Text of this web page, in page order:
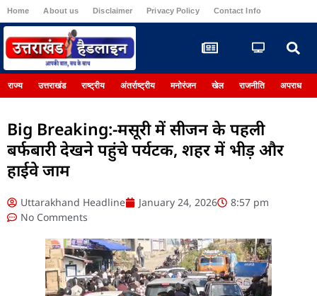
Home About us Disclaimer Privacy Policy Contact Info
राज्य उत्तराखंड राष्ट्रीय अंतर्राष्ट्रीय मनोरंजन खेल राजनीति अपराध
Big Breaking:-मसूरी में सीजन के पहली
बर्फबारी देखने पहुंचे पर्यटक, शहर में भीड़ और
हाईवे जाम
Uttarakhand Headline January 24, 2026
8:57 pm
No Comments